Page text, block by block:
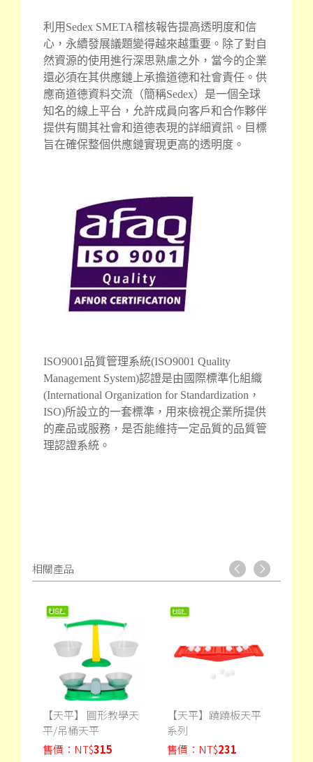
利用Sedex SMETA稽核報告提高透明度和信
心，永續發展議題變得越來越重要。除了對自
然資源的使用進行深思熟慮之外，當今的企業
還必須在其供應鏈上承擔道德和社會責任。供
應商道德資料交流（簡稱Sedex）是一個全球
知名的線上平台，允許成員向客戶和合作夥伴
提供有關其社會和道德表現的詳細資訊。目標
旨在確保整個供應鏈實現更高的透明度。
ISO9001品質管理系統(ISO9001 Quality
Management System)認證是由國際標準化組織
(International Organization for Standardization，
ISO)所設立的一套標準，用來檢視企業所提供
的產品或服務，是否能維持一定品質的品質管
理認證系統。
相關產品
【天平】 圓形教學天
平/吊桶天平
售價： NT$315
【天平】蹺蹺板天平
系列
售價： NT$231